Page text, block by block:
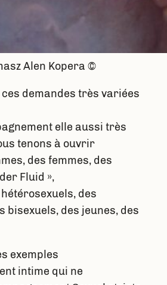
Alen Kopera ©
demandes très variées
elle aussi très
tenons à ouvrir
des femmes, des
Fluid »,
des
bisexuels, des jeunes, des
exemples
intime qui ne